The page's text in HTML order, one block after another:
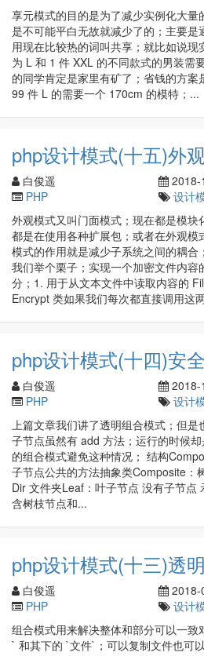
享元模式的目的是为了减少实例化大
是不可能平白无故就减少了的；主要是
用现在比较热的词叫共享；就比如说
为 L 和 1 件 XXL 的不同款式的男装需
的同学肯定是家里有矿了；省钱的方案
99 件 L 的需要一个 170cm 的模特；...
php设计模式(十五)外
白俊遥
2018-
PHP
设计
外观模式又叫门面模式；现在都是模
都是在使用各种扩展包；或者在外观
模式的作用就是减少子系统之间的耦合
我们举个栗子；实现一个加密文件内容
分；1. 用于从文本文件中读取内容的
Encrypt 类如果我们每次都直接调用这
php设计模式(十四)安
白俊遥
2018-
PHP
设计
上篇文章我们讲了透明组合模式；但
子节点虽然有 add 方法；运行的时候
的组合模式避免这种情况； 结构
子节点公共的方法抽象类Composite：
Dir 文件夹Leaf：叶子节点 没有子节点
含树枝节点和...
php设计模式(十三)透
白俊遥
2018-
PHP
设计
组合模式用来解决整体和部分可以一
` 和其下的 `文件`；可以复制文件也可